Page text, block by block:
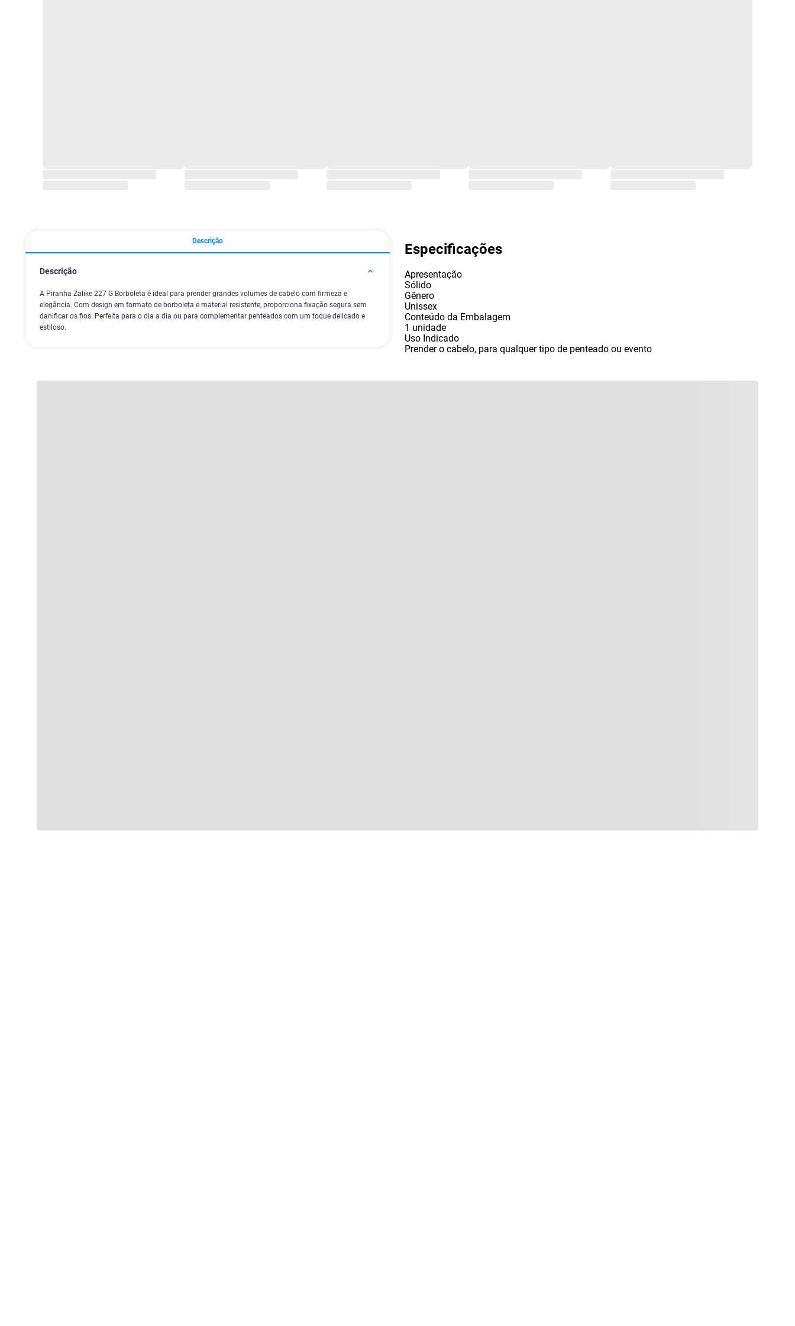
Descrição
Descrição
A Piranha Zalike 227 G Borboleta é ideal para prender grandes volumes de cabelo com firmeza e
elegância. Com design em formato de borboleta e material resistente, proporciona fixação segura sem
danificar os fios. Perfeita para o dia a dia ou para complementar penteados com um toque delicado e
estiloso.
Especificações
Apresentação
Sólido
Gênero
Unissex
Conteúdo da Embalagem
1 unidade
Uso Indicado
Prender o cabelo, para qualquer tipo de penteado ou evento